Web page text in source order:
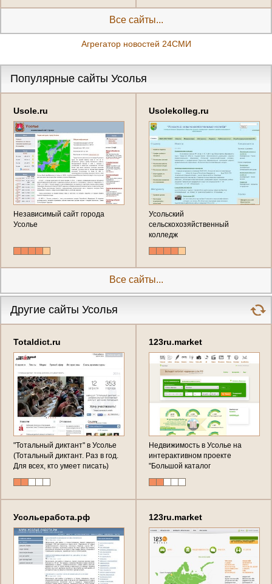
новостной ленте
обновлением) в таблоиде от
123ru.net
Все сайты...
Агрегатор новостей 24СМИ
Популярные сайты Усолья
Usole.ru
Независимый сайт города
Усолье
Usolekolleg.ru
Усольский
сельскохозяйственный
колледж
Все сайты...
Другие сайты Усолья
Totaldict.ru
"Тотальный диктант" в Усолье
(Тотальный диктант. Раз в год.
Для всех, кто умеет писать)
123ru.market
(недвижимость)
Недвижимость в Усолье на
интерактивном проекте
"Большой каталог
недвижимости РФ" (вся
недвижимость Усолья)
Усольеработа.рф 123ru.market